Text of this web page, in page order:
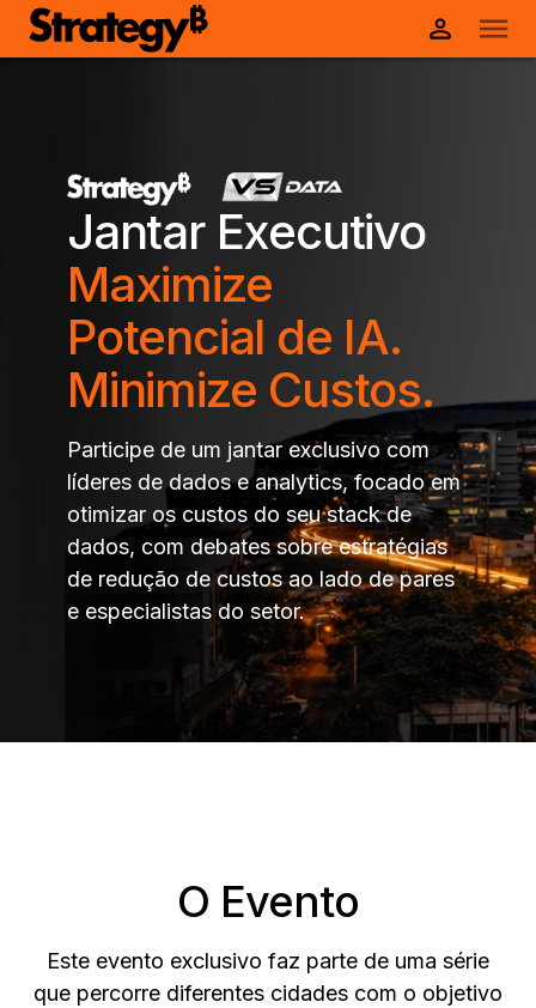
Jantar Executivo
Maximize
Potencial de IA.
Minimize Custos.
Participe de um jantar exclusivo com
líderes de dados e analytics, focado em
otimizar os custos do seu stack de
dados, com debates sobre estratégias
de redução de custos ao lado de pares
e especialistas do setor.
O Evento
Este evento exclusivo faz parte de uma série
que percorre diferentes cidades com o objetivo